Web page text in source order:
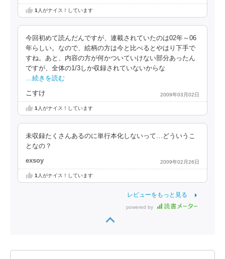
1 人がナイス！しています
今回初めて読んだんですが、連載されていたのは02年～06
年らしい。なので、絵柄の方は今と比べるとやはり下手で
すね。あと、内容の方が何かついていけない部分あったん
ですが、全体の1/3しか収録されていないからな
…続きを読む
こすけ 2009年03月02日
1 人がナイス！しています
未収録たくさんあるのに単行本化しないって…どういうこ
となの？
exsoy 2009年02月26日
1人がナイス！しています
レビューをもっと見る
powered by